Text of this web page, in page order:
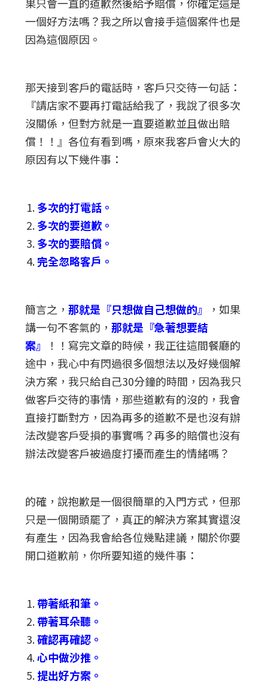
一個好方法嗎？我之所以會接手這個案件也是
因為這個原因。
那天接到客戶的電話時，客戶只交待一句話：
『請店家不要再打電話給我了，我說了很多次
沒關係，但對方就是一直要道歉並且做出賠
償！！』各位有看到嗎，原來我客戶會火大的
原因有以下幾件事：
多次的打電話。
多次的要道歉。
多次的要賠償。
完全忽略客戶。
簡言之，那就是『只想做自己想做的』
，如果
講一句不客氣的，那就是『急著想要結
案』
！！寫完文章的時候，我正往這間餐廳的
途中，我心中有閃過很多個想法以及好幾個解
決方案，我只給自己30分鐘的時間，因為我只
做客戶交待的事情，那些道歉有的沒的，我會
直接打斷對方，因為再多的道歉不是也沒有辦
法改變客戶受損的事實嗎？再多的賠償也沒有
辦法改變客戶被過度打擾而產生的情緒嗎？
的確，說抱歉是一個很簡單的入門方式，但那
只是一個開頭罷了，真正的解決方案其實還沒
有產生，因為我會給各位幾點建議，關於你要
開口道歉前，你所要知道的幾件事：
帶著紙和筆。
帶著耳朵聽。
確認再確認。
心中做沙推。
提出好方案。